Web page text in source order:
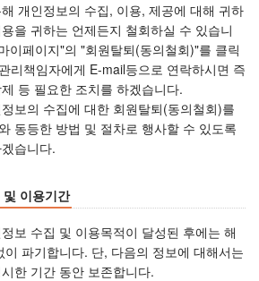
개인정보의 수집, 이용, 제공에 대해 귀하
을 귀하는 언제든지 철회하실 수 있습니
이페이지"의 "회원탈퇴(동의철회)"를 클릭
리책임자에게 E-mail등으로 연락하시면 즉
등 필요한 조치를 하겠습니다.
보의 수집에 대한 회원탈퇴(동의철회)를
동등한 방법 및 절차로 행사할 수 있도록
습니다.
이용기간
보 수집 및 이용목적이 달성된 후에는 해
이 파기합니다. 단, 다음의 정보에 대해서는
한 기간 동안 보존합니다.